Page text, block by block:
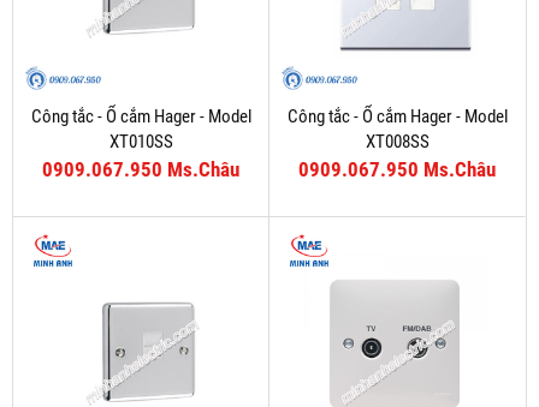
Công tắc - Ổ cắm Hager - Model
XT010SS
0909.067.950 Ms.Châu
Công tắc - Ổ cắm Hager - Model
XT008SS
0909.067.950 Ms.Châu